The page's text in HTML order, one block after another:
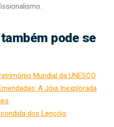
pode se
Mundial da UNESCO
A Jóia Inexplorada
dos Lençóis